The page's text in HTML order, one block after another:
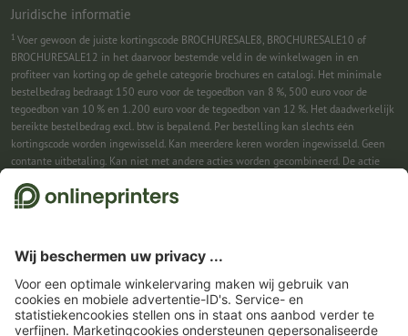
Juridische informatie
1 Voer gewoon de juiste kortingscode BROCHURESALE8, BROCHURESALE10 of
BROCHURESALE12 in het daarvoor bestemde veld in de winkelwagen in en
profiteer van korting op de gehele categorie brochures en catalogi. Het minimale
bestelbedrag bedraagt 150 euro voor de tegoedbon van 8 %, 500 euro voor de
tegoedbon van 10 % en 1.200 euro voor de tegoedbon van 12 %. Het daadwerkelijk
bereikte bestelbedrag excl. btw is bepalend. Per bestelling kan slechts één
kortingscode worden ingewisseld. Kan meerdere keren worden ingewisseld. Geen
contante uitbetaling. Kan niet met andere acties worden gecombineerd. De actie
2Je ontvangst eerst een e-mail waarin je de aanmelding voor de nieuwsbrief
ingewisseld. Geen minimumbestelwaarde. Maximale hoogte van de korting: € 150
van de bestelwaarde (netto). Geen contante uitbetaling. Kan niet worden
gecombineerd met andere acties of kortingscodes.De tegoedbon is na ontvangst
zes weken geldig.